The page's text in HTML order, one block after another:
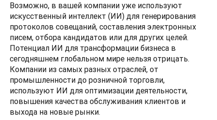
Возможно, в вашей компании уже используют
искусственный интеллект (ИИ) для генерирования
протоколов совещаний, составления электронных
писем, отбора кандидатов или для других целей.
Потенциал ИИ для трансформации бизнеса в
сегодняшнем глобальном мире нельзя отрицать.
Компании из самых разных отраслей, от
промышленности до розничной торговли,
используют ИИ для оптимизации деятельности,
повышения качества обслуживания клиентов и
выхода на новые рынки.